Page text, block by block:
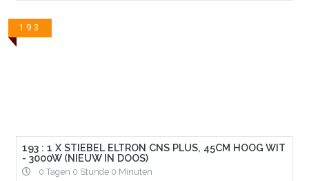
193
193 : 1 X STIEBEL ELTRON CNS PLUS, 45CM HOOG WIT
- 3000W (NIEUW IN DOOS)
0 Tagen 0 Stunde 0 Minuten